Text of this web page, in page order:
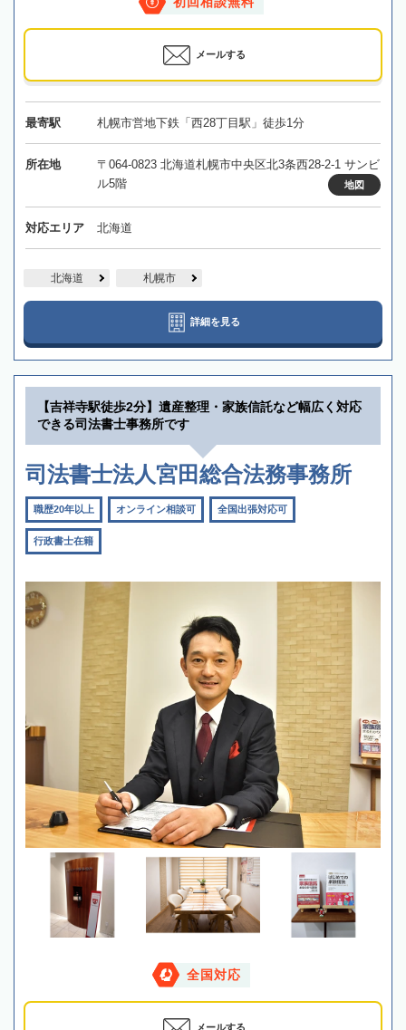
メールする
最寄駅 札幌市営地下鉄「西28丁目駅」徒歩1分
所在地
〒064-0823 北海道札幌市中央区北3条西28-2-1 サンビ
ル5階
地図
対応エリア 北海道
北海道 札幌市
詳細を見る
【吉祥寺駅徒歩2分】遺産整理・家族信託など幅広く対応
できる司法書士事務所です
司法書士法人宮田総合法務事務所
職歴20年以上 オンライン相談可 全国出張対応可
行政書士在籍
全国対応
メールする